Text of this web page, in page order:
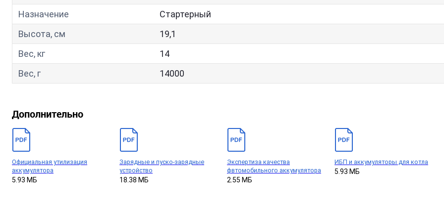
Назначение
Стартерный
Высота, см
19,1
Вес, кг
14
Вес, г
14000
Дополнительно
Официальная утилизация
аккумулятора
5.93 МБ
Зарядные и пуско-зарядные
устройство
18.38 МБ
Экспертиза качества
фвтомобильного аккумулятора
2.55 МБ
ИБП и аккумуляторы для котла
5.93 МБ